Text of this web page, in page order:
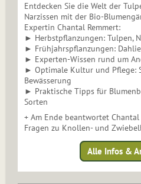
Entdecken Sie die Welt der
Narzissen mit der Bio-
Expertin Chantal Remmert:
► Herbstpflanzungen: Tulpen,
► Frühjahrspflanzungen:
► Experten-Wissen rund um
► Optimale Kultur und Pflege:
Bewässerung
► Praktische Tipps für
Sorten
+ Am Ende beantwortet
Fragen zu Knollen- und
Alle Infos &